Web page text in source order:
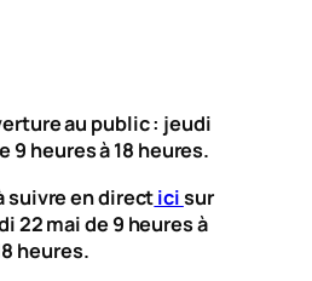
au public : jeudi
9 heures à 18 heures.
suivre en directicisur
22 mai de 9 heures à
heures.